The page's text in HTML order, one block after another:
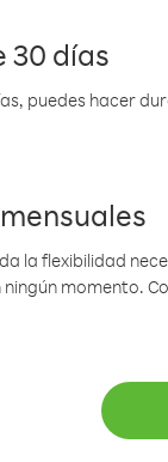
30 días
puedes hacer
la flexibilidad
momento.